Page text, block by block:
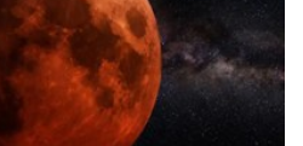
तक सभी 12 राशियों का आज का